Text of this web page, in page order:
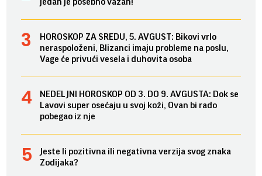
HOROSKOP ZA SREDU, 5. AVGUST: Bikovi vrlo
neraspoloženi, Blizanci imaju probleme na poslu,
Vage će privući vesela i duhovita osoba
NEDELJNI HOROSKOP OD 3. DO 9. AVGUSTA: Dok se
Lavovi super osećaju u svoj koži, Ovan bi rado
pobegao iz nje
Jeste li pozitivna ili negativna verzija svog znaka
Zodijaka?